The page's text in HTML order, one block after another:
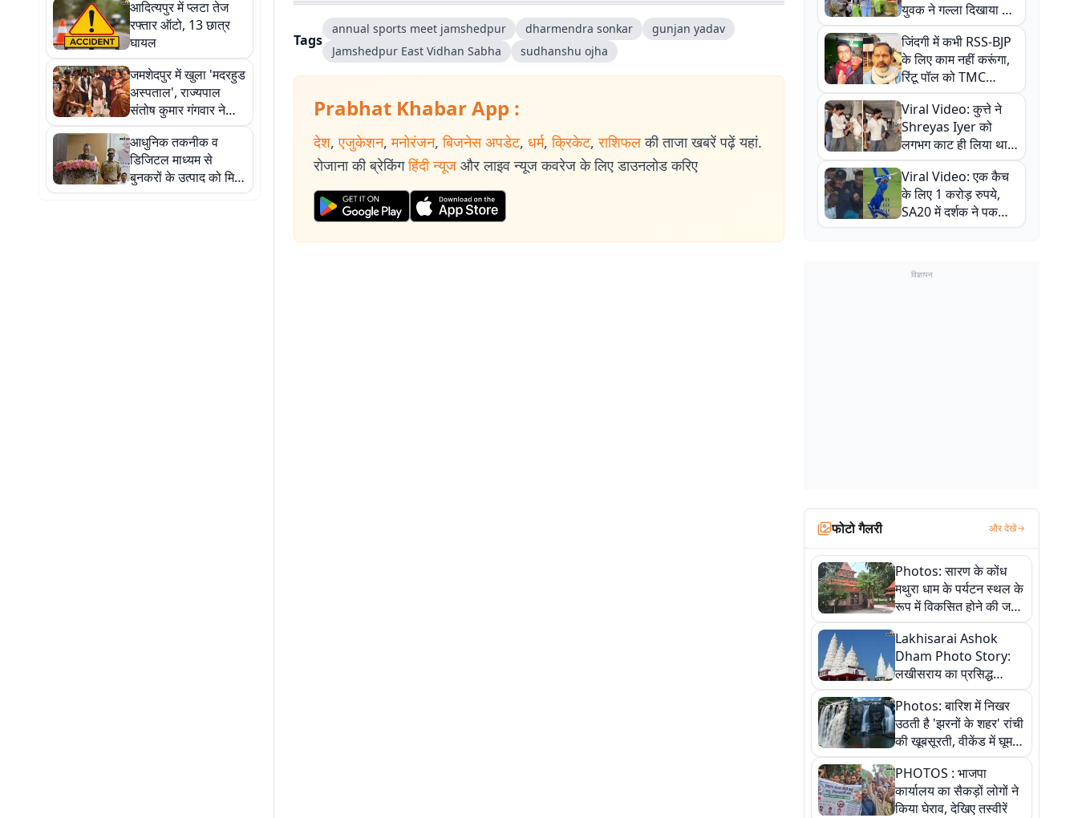
बैठक के निर्देश
आदित्यपुर में प्लटा तेज
रफ्तार ऑटो, 13 छात्र
घायल
जमशेदपुर में खुला 'मदरहुड
अस्पताल', राज्यपाल
संतोष कुमार गंगवार ने
किया उद्घाटन
आधुनिक तकनीक व
डिजिटल माध्यम से
बुनकरों के उत्पाद को मिले
बाजार : राज्यपाल
Tags
annual sports meet jamshedpur dharmendra sonkar
gunjan yadav
Jamshedpur East Vidhan Sabha
sudhanshu ojha
Prabhat Khabar App :
देश, एजुकेशन, मनोरंजन, बिजनेस अपडेट, धर्म, क्रिकेट, राशिफल की ताजा खबरें पढ़ें यहां.
रोजाना की ब्रेकिंग हिंदी न्यूज और लाइव न्यूज कवरेज के लिए डाउनलोड करिए
युवक ने गल्ला दिखाया तो
नौकरी वालों के खड़े हो गए
कान
जिंदगी में कभी RSS-BJP
के लिए काम नहीं करूंगा,
रिंटू पॉल को TMC
ऑफिस में ले जाकर पीटा,
Video वायरल
Viral Video: कुत्ते ने
Shreyas Iyer को
लगभग काट ही लिया था,
न्यूजीलैंड सीरीज से पहले
बाल-बाल बचे
Viral Video: एक कैच
के लिए 1 करोड़ रुपये,
SA20 में दर्शक ने पकड़ा
एक हाथ से गजब का कैच
विज्ञापन
फोटो गैलरी और देखें
Photos: सारण के कोंध
मथुरा धाम के पर्यटन स्थल के
रूप में विकसित होने की जगी
आस, 9 तस्वीरों में देखें पूरी
कहानी
Lakhisarai Ashok
Dham Photo Story:
लखीसराय का प्रसिद्ध
अशोक धाम—आस्था,
श्रृंगार, अनुष्ठान और
अलौकिक संध्या आरती के
विहंगम दृश्य
Photos: बारिश में निखर
उठती है 'झरनों के शहर' रांची
की खूबसूरती, वीकेंड में घूम
आएं ये 5 वादियां
PHOTOS : भाजपा
कार्यालय का सैकड़ों लोगों ने
किया घेराव, देखिए तस्वीरें